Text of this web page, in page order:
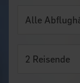
2 Reisende